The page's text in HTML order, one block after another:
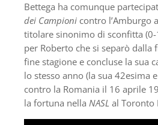
Bettega ha comunque
dei Campioni contro l’Amburgo
titolare sinonimo di sconfitta (0-
per Roberto che si separò dalla
fine stagione e concluse la sua
lo stesso anno (la sua 42esima
contro la Romania il 16 aprile
la fortuna nella NASL al Toronto